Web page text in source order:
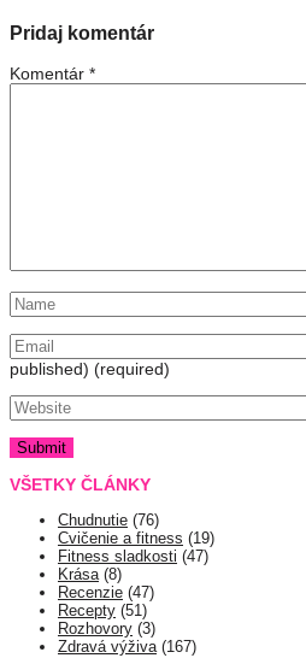
Pridaj komentár
Komentár *
published) (required)
VŠETKY ČLÁNKY
Chudnutie (76)
Cvičenie a fitness (19)
Fitness sladkosti (47)
Krása(8)
Recenzie (47)
Recepty (51)
Rozhovory (3)
Zdravá výživa(167)